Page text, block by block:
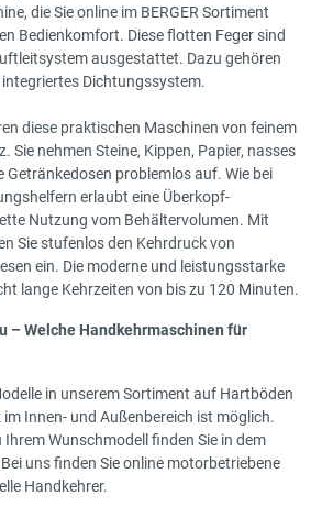
die Sie online im BERGER Sortiment
Bedienkomfort. Diese flotten Feger sind
ausgestattet. Dazu gehören
Dichtungssystem.
diese praktischen Maschinen von feinem
Sie nehmen Steine, Kippen, Papier, nasses
Getränkedosen problemlos auf. Wie bei
erlaubt eine Überkopf-
Nutzung vom Behältervolumen. Mit
Sie stufenlos den Kehrdruck von
ein. Die moderne und leistungsstarke
lange Kehrzeiten von bis zu 120 Minuten.
– Welche Handkehrmaschinen für
in unserem Sortiment auf Hartböden
Innen- und Außenbereich ist möglich.
Wunschmodell finden Sie in dem
uns finden Sie online motorbetriebene
Handkehrer.